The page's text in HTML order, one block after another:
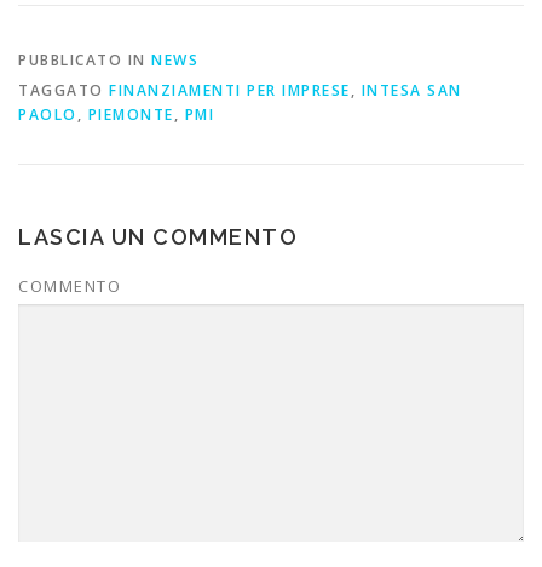
PUBBLICATO IN NEWS
TAGGATO FINANZIAMENTI PER IMPRESE, INTESA SAN
PAOLO , PIEMONTE, PMI
LASCIA UN COMMENTO
COMMENTO